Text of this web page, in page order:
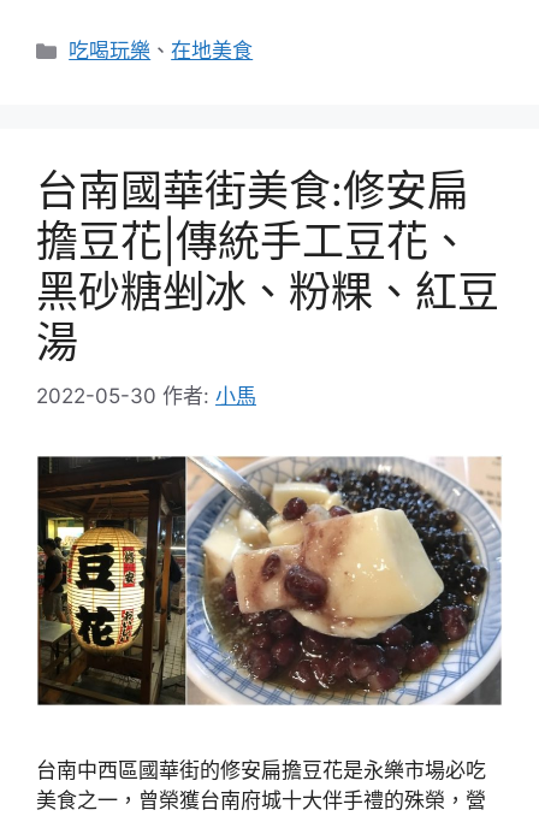
分
吃喝玩樂 、在地美食
台南國華街美食:修安扁
擔豆花|傳統手工豆花、
黑砂糖剉冰、粉粿、紅豆
湯
2022-05-30 作者: 小馬
台南中西區國華街的修安扁擔豆花是永樂市場必吃
美食之一，曾榮獲台南府城十大伴手禮的殊榮，營